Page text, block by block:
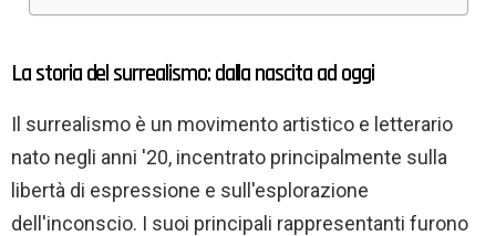
La storia del surrealismo: dalla nascita ad oggi
Il surrealismo è un movimento artistico e letterario
nato negli anni '20, incentrato principalmente sulla
libertà di espressione e sull'esplorazione
dell'inconscio. I suoi principali rappresentanti furono